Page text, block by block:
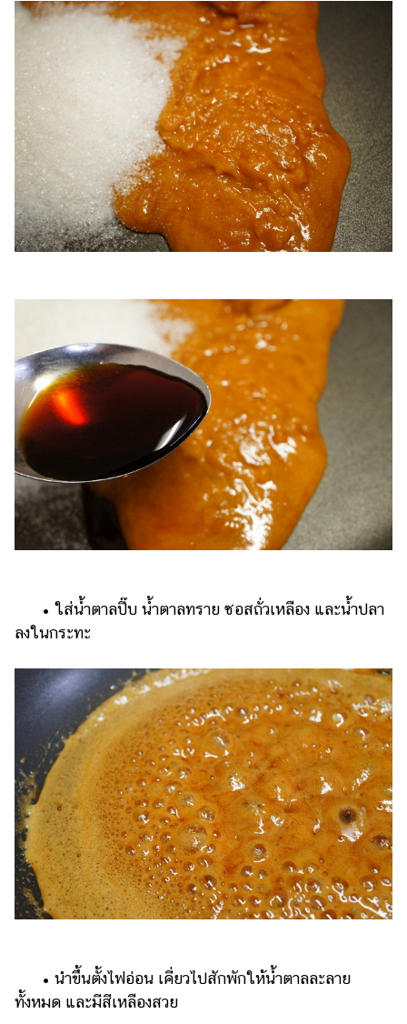
​​ •​ ​ใส่น้ำตาลปี๊บ น้ำตาลทราย ซอสถั่วเหลือง และน้ำปลา
ลงในกระทะ
​​ •​ ​นำขึ้นตั้งไฟอ่อน เคี่ยวไปสักพักให้น้ำตาลละลาย
ทั้งหมด และมีสีเหลืองสวย